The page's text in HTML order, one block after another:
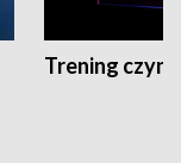
Trening czyni